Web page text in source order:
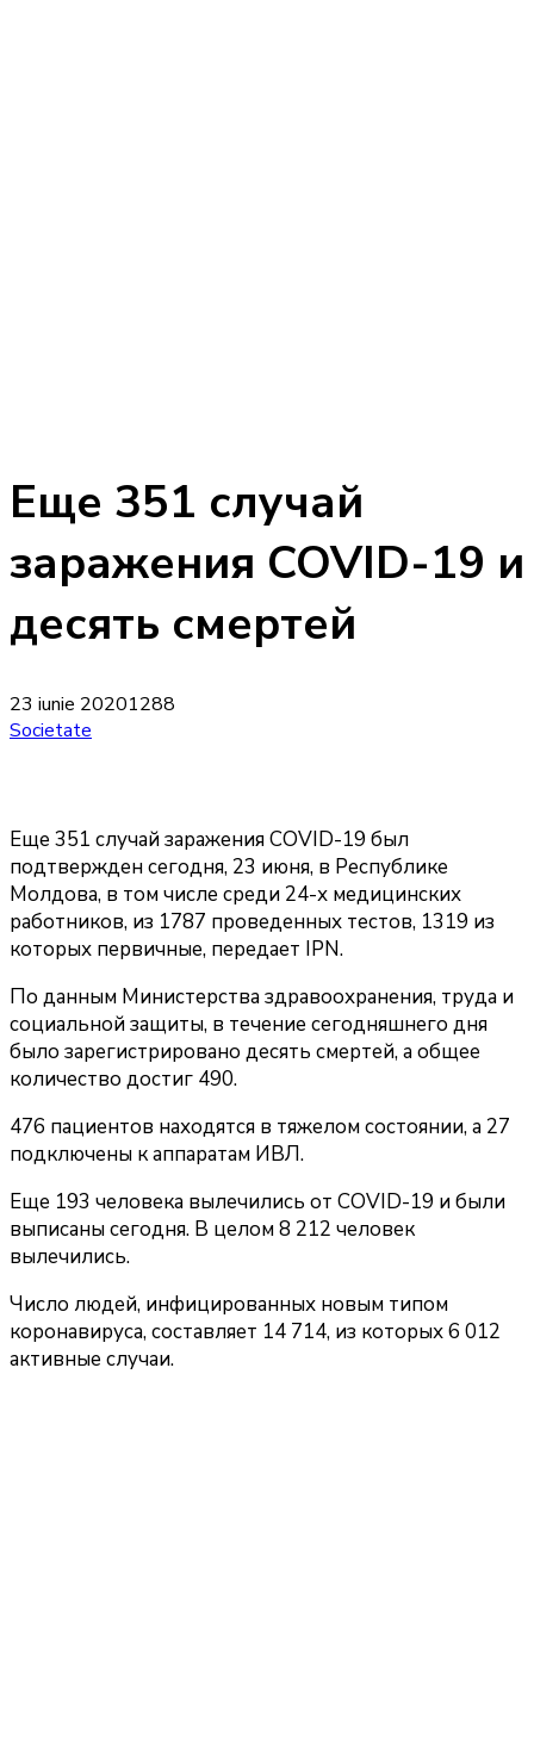
Еще 351 случай
заражения COVID-19 и
десять смертей
23 iunie 20201288
Societate
Еще 351 случай заражения COVID-19 был
подтвержден сегодня, 23 июня, в Республике
Молдова, в том числе среди 24-х медицинских
работников, из 1787 проведенных тестов, 1319 из
которых первичные, передает IPN.
По данным Министерства здравоохранения, труда и
социальной защиты, в течение сегодняшнего дня
было зарегистрировано десять смертей, а общее
количество достиг 490.
476 пациентов находятся в тяжелом состоянии, а 27
подключены к аппаратам ИВЛ.
Еще 193 человека вылечились от COVID-19 и были
выписаны сегодня. В целом 8 212 человек
вылечились.
Число людей, инфицированных новым типом
коронавируса, составляет 14 714, из которых 6 012
активные случаи.